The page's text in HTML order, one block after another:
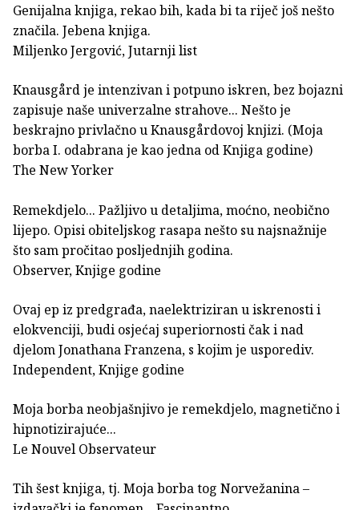
Genijalna knjiga, rekao bih, kada bi ta riječ još nešto
značila. Jebena knjiga.
Miljenko Jergović, Jutarnji list
Knausgård je intenzivan i potpuno iskren, bez bojazni
zapisuje naše univerzalne strahove... Nešto je
beskrajno privlačno u Knausgårdovoj knjizi. (Moja
borba I. odabrana je kao jedna od Knjiga godine)
The New Yorker
Remekdjelo... Pažljivo u detaljima, moćno, neobično
lijepo. Opisi obiteljskog rasapa nešto su najsnažnije
što sam pročitao posljednjih godina.
Observer, Knjige godine
Ovaj ep iz predgrađa, naelektriziran u iskrenosti i
elokvenciji, budi osjećaj superiornosti čak i nad
djelom Jonathana Franzena, s kojim je usporediv.
Independent, Knjige godine
Moja borba neobjašnjivo je remekdjelo, magnetično i
hipnotizirajuće...
Le Nouvel Observateur
Tih šest knjiga, tj. Moja borba tog Norvežanina –